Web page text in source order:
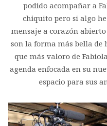
podido acompañar a
chiquito pero si algo
mensaje a corazón
son la forma más bella de
que más valoro de
agenda enfocada en su
espacio para sus